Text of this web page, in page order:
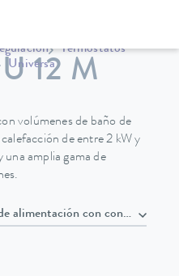
Termostatos
Universa
12 M
volúmenes de baño de
de entre 2 kW y
amplia gama de
50/60 Hz , Cable de alimentación con